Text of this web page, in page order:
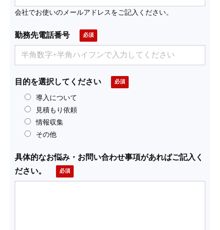
会社でお使いのメールアドレスをご記入ください。
勤務先電話番号
目的を選択してください
導入について
見積もり依頼
情報収集
その他
具体的なお悩み・お問い合わせ事項があればご記入く
ださい。